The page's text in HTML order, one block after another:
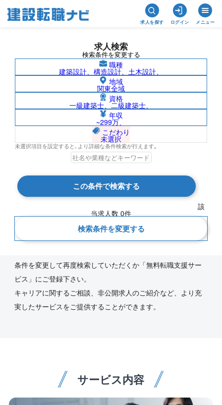
求人を探す ログイン メニュー
求人検索
検索条件を変更する
職種
建築設計、構造設計、土木設計、
地域
関東全域
資格
一級建築士、二級建築士、
年収
~299万、
こだわり
未選択
未選択項目を設定すると､より詳細な条件検索が行えます｡
この条件で検索する
該
当求人数 0件
検索条件を変更する
欧州の求人検索結果一覧
検索結果 0 件
現在の検索条件
条件を変更して再度検索していただくか「無料転職支援サー
ビス」にご登録下さい。
キャリアに関するご相談、非公開求人のご紹介など、より充
実したサービスをご提供することができます。
サービス内容